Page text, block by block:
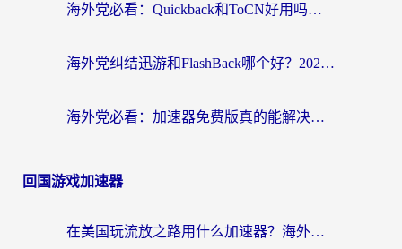
海外党必看：Quickback和ToCN好用吗？3分钟选对回国加速器的实用指南
海外党纠结迅游和FlashBack哪个好？2026实用指南教你选对回国加速器
海外党必看：加速器免费版真的能解决回国访问难题吗？附实用选择指南
回国游戏加速器
在美国玩流放之路用什么加速器？海外党国服游戏不卡顿的终极攻略